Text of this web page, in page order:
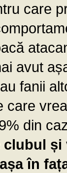
care
avut
fanii
care
din
clubul și
în